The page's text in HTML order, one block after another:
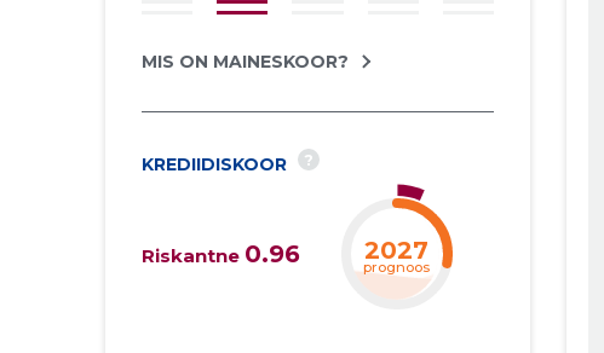
MIS ON MAINESKOOR?
KREDIIDISKOOR ?
Riskantne 0.96 2027
prognoos